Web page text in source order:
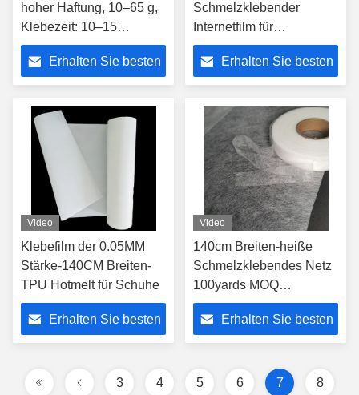
hoher Haftung, 10–65 g,
Klebezeit: 10–15
Sekunden,
Heißschmelzklebstoffgewebe
Erhalten Sie besten
Schmelzklebender
Internetfilm für
Haupttextil-, Leder-und
Kleiderzwischenzeilig
schreibende Laminierung
Erhalten Sie besten
Video
Klebefilm der 0.05MM
Stärke-140CM Breiten-
TPU Hotmelt für Schuhe
Erhalten Sie besten
Video
140cm Breiten-heiße
Schmelzklebendes Netz
100yards MOQ
POLYURETHAN
MaterialErhalten Sie besten
3 4 5 6 7 8